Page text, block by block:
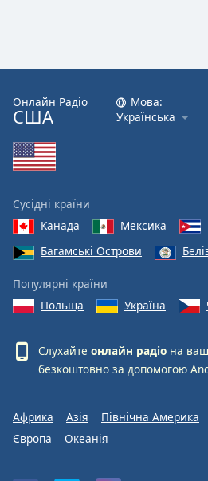
Онлайн Радіо
США
Мова:
Українська
Сусідні країни
Канада
Мексика
Багамські Острови
Популярні країни
Польща
Україна
Слухайте онлайн радіо на
безкоштовно за допомогою
Африка Азія Північна Америка
Європа
Океанія